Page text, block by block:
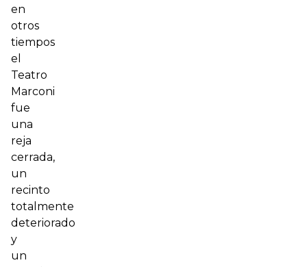
en
otros
tiempos
el
Teatro
Marconi
fue
una
reja
cerrada,
un
recinto
totalmente
deteriorado
y
un